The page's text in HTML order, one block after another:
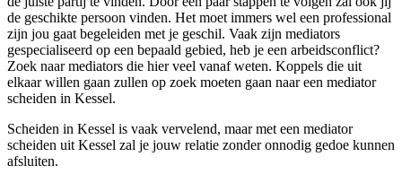
de geschikte persoon vinden. Het moet immers wel een professional
zijn jou gaat begeleiden met je geschil. Vaak zijn mediators
gespecialiseerd op een bepaald gebied, heb je een arbeidsconflict?
Zoek naar mediators die hier veel vanaf weten. Koppels die uit
elkaar willen gaan zullen op zoek moeten gaan naar een mediator
scheiden in Kessel.
Scheiden in Kessel is vaak vervelend, maar met een mediator
scheiden uit Kessel zal je jouw relatie zonder onnodig gedoe kunnen
afsluiten.